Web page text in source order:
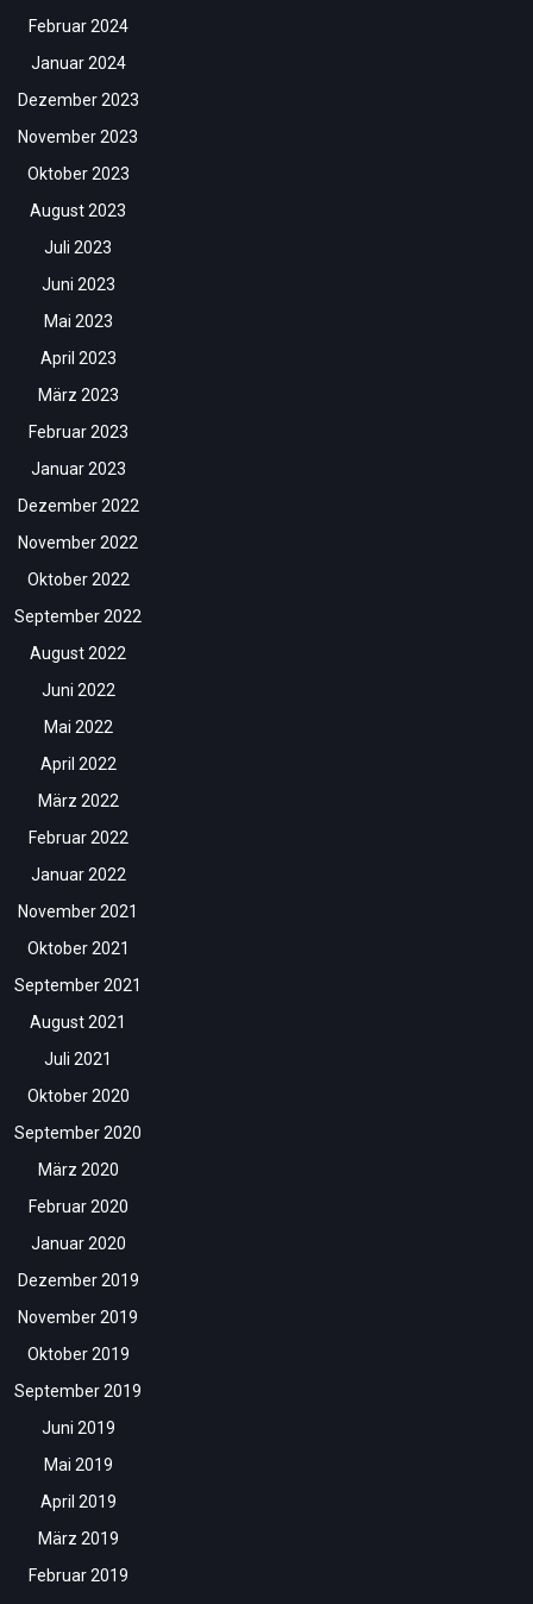
Februar 2024
Januar 2024
Dezember 2023
November 2023
Oktober 2023
August 2023
Juli 2023
Juni 2023
Mai 2023
April 2023
März 2023
Februar 2023
Januar 2023
Dezember 2022
November 2022
Oktober 2022
September 2022
August 2022
Juni 2022
Mai 2022
April 2022
März 2022
Februar 2022
Januar 2022
November 2021
Oktober 2021
September 2021
August 2021
Juli 2021
Oktober 2020
September 2020
März 2020
Februar 2020
Januar 2020
Dezember 2019
November 2019
Oktober 2019
September 2019
Juni 2019
Mai 2019
April 2019
März 2019
Februar 2019